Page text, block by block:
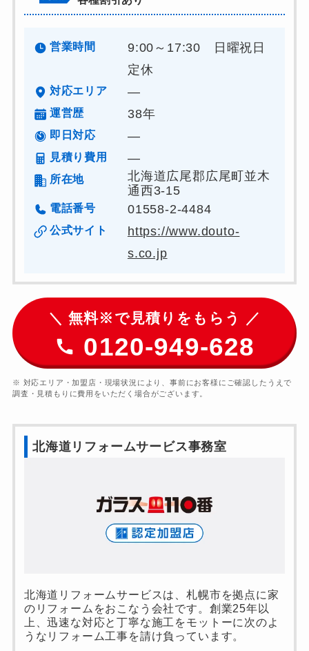
営業時間
9:00～17:30 日曜祝日
定休
対応エリア ―
運営歴 38年
即日対応 ―
見積り費用 ―
所在地
北海道広尾郡広尾町並木
通⻄3-15
電話番号 01558-2-4484
公式サイト
https://www.douto-
s.co.jp
＼ 無料※で見積りをもらう ／
0120-949-628
※ 対応エリア・加盟店・現場状況により、事前にお客様にご確認したうえで
調査・見積もりに費用をいただく場合がございます。
北海道リフォームサービス事務室
北海道リフォームサービスは、札幌市を拠点に家
のリフォームをおこなう会社です。創業25年以
上、迅速な対応と丁寧な施工をモットーに次のよ
うなリフォーム工事を請け負っています。